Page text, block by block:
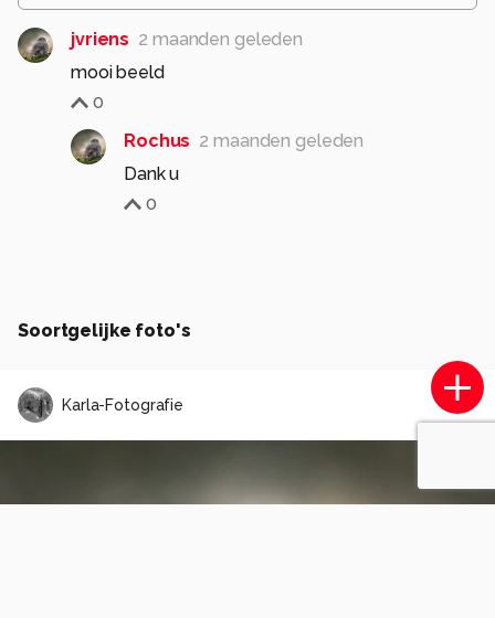
jvriens 2 maanden geleden
mooi beeld
0
Rochus 2 maanden geleden
Dank u
0
Soortgelijke foto's
Karla-Fotografie